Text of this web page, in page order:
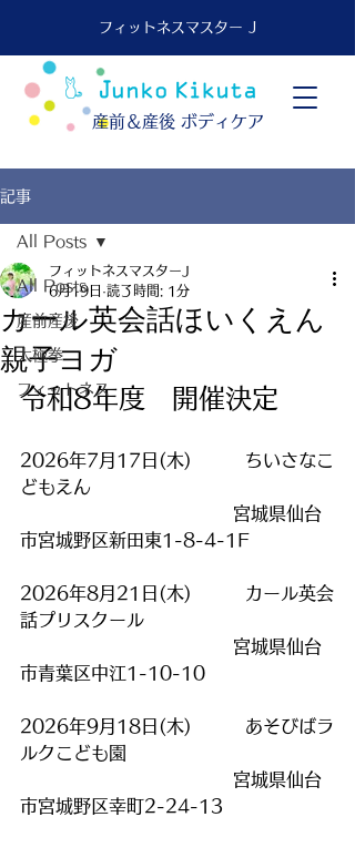
フィットネスマスター J
​産前＆産後 ボディケア
記事
All Posts
産前産後
太極拳
フィットネス
All Posts
カール英会話ほいくえん
親子ヨガ
フィットネスマスターJ
6月19日 読了時間: 1分
令和8年度　開催決定
2026年7月17日(木)　　　ちいさなこ
どもえん
宮城県仙台
市宮城野区新田東1-8-4-1F
2026年8月21日(木)　　　カール英会
話プリスクール
宮城県仙台
市青葉区中江1-10-10
2026年9月18日(木)　　　あそびばラ
ルクこども園
宮城県仙台
市宮城野区幸町2-24-13